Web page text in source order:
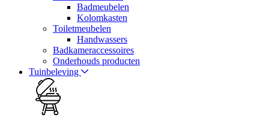
Badmeubelen
Kolomkasten
Toiletmeubelen
Handwassers
Badkameraccessoires
Onderhouds producten
Tuinbeleving